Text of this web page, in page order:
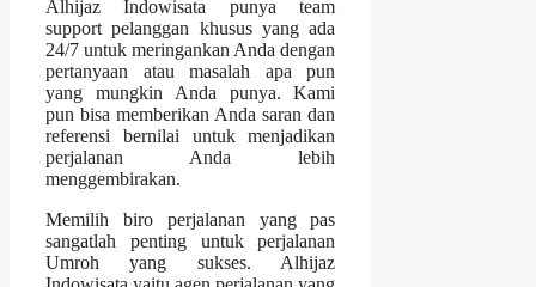
Alhijaz Indowisata punya team
support pelanggan khusus yang ada
24/7 untuk meringankan Anda dengan
pertanyaan atau masalah apa pun
yang mungkin Anda punya. Kami
pun bisa memberikan Anda saran dan
referensi bernilai untuk menjadikan
perjalanan Anda lebih
menggembirakan.
Memilih biro perjalanan yang pas
sangatlah penting untuk perjalanan
Umroh yang sukses. Alhijaz